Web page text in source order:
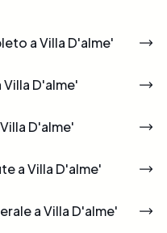
a Villa D'alme'
D'alme'
D'alme'
a Villa D'alme'
a Villa D'alme'